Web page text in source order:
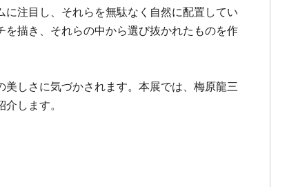
注目し、それらを無駄なく自然に配置してい
描き、それらの中から選び抜かれたものを作
しさに気づかされます。本展では、梅原龍三
します。